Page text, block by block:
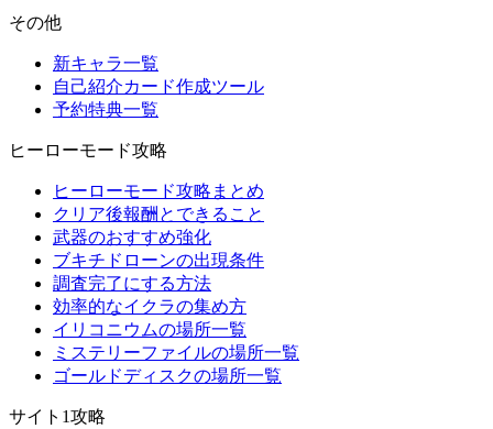
その他
新キャラ一覧
自己紹介カード作成ツール
予約特典一覧
ヒーローモード攻略
ヒーローモード攻略まとめ
クリア後報酬とできること
武器のおすすめ強化
ブキチドローンの出現条件
調査完了にする方法
効率的なイクラの集め方
イリコニウムの場所一覧
ミステリーファイルの場所一覧
ゴールドディスクの場所一覧
サイト1攻略